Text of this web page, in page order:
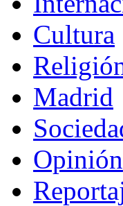
Cultura
Madrid
Opinión